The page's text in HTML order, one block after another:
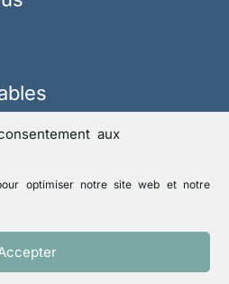
aux
optimiser notre site web et notre